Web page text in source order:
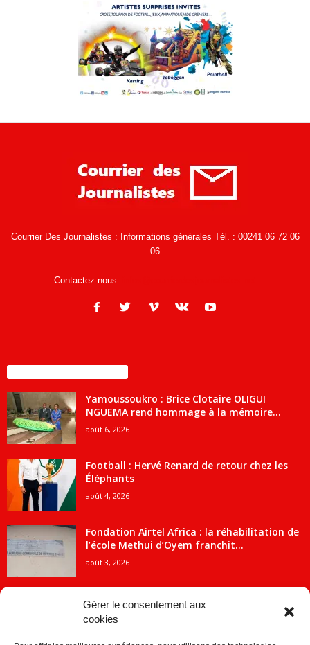
Gérer le consentement aux
cookies
Courrier Des Journalistes : Informations générales Tél. : 00241 06 72 06
06
Contactez-nous:
Yamoussoukro : Brice Clotaire OLIGUI
NGUEMA rend hommage à la mémoire...
août 6, 2026
Football : Hervé Renard de retour chez les
Éléphants
août 4, 2026
Fondation Airtel Africa : la réhabilitation de
l’école Methui d’Oyem franchit...
août 3, 2026
CATÉGORIE POPULAIRE